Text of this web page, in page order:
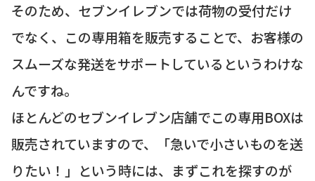
そのため、セブンイレブンでは荷物の受付だけ
でなく、この専用箱を販売することで、お客様の
スムーズな発送をサポートしているというわけな
んですね。
ほとんどのセブンイレブン店舗でこの専用BOXは
販売されていますので、「急いで小さいものを送
りたい！」という時には、まずこれを探すのが